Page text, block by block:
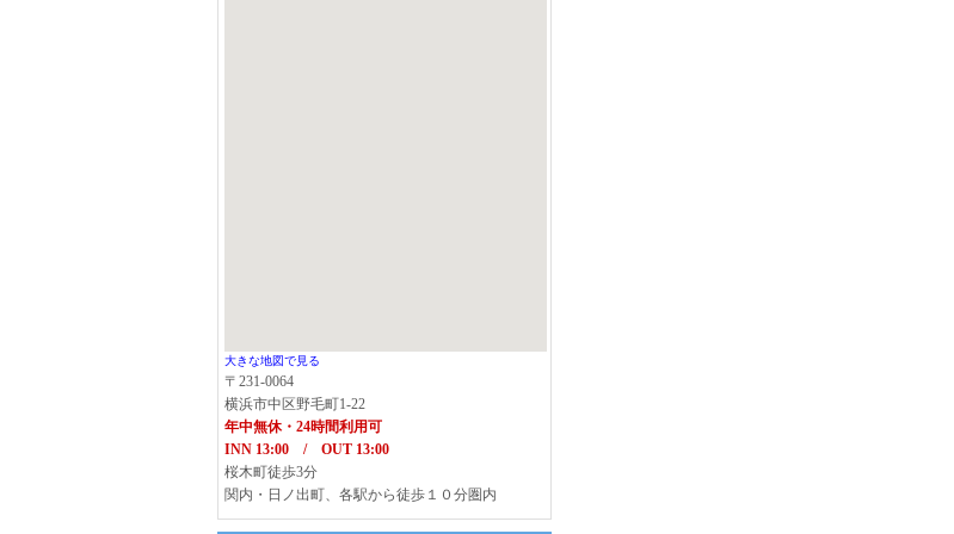
大きな地図で見る
〒231-0064
横浜市中区野毛町1-22
年中無休・24時間利用可
INN 13:00 / OUT 13:00
桜木町徒歩3分
関内・日ノ出町、各駅から徒歩１０分圏内